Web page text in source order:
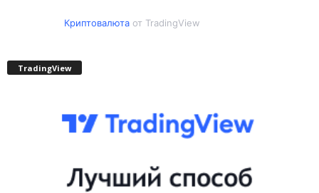
Криптовалютаот TradingView
TradingView